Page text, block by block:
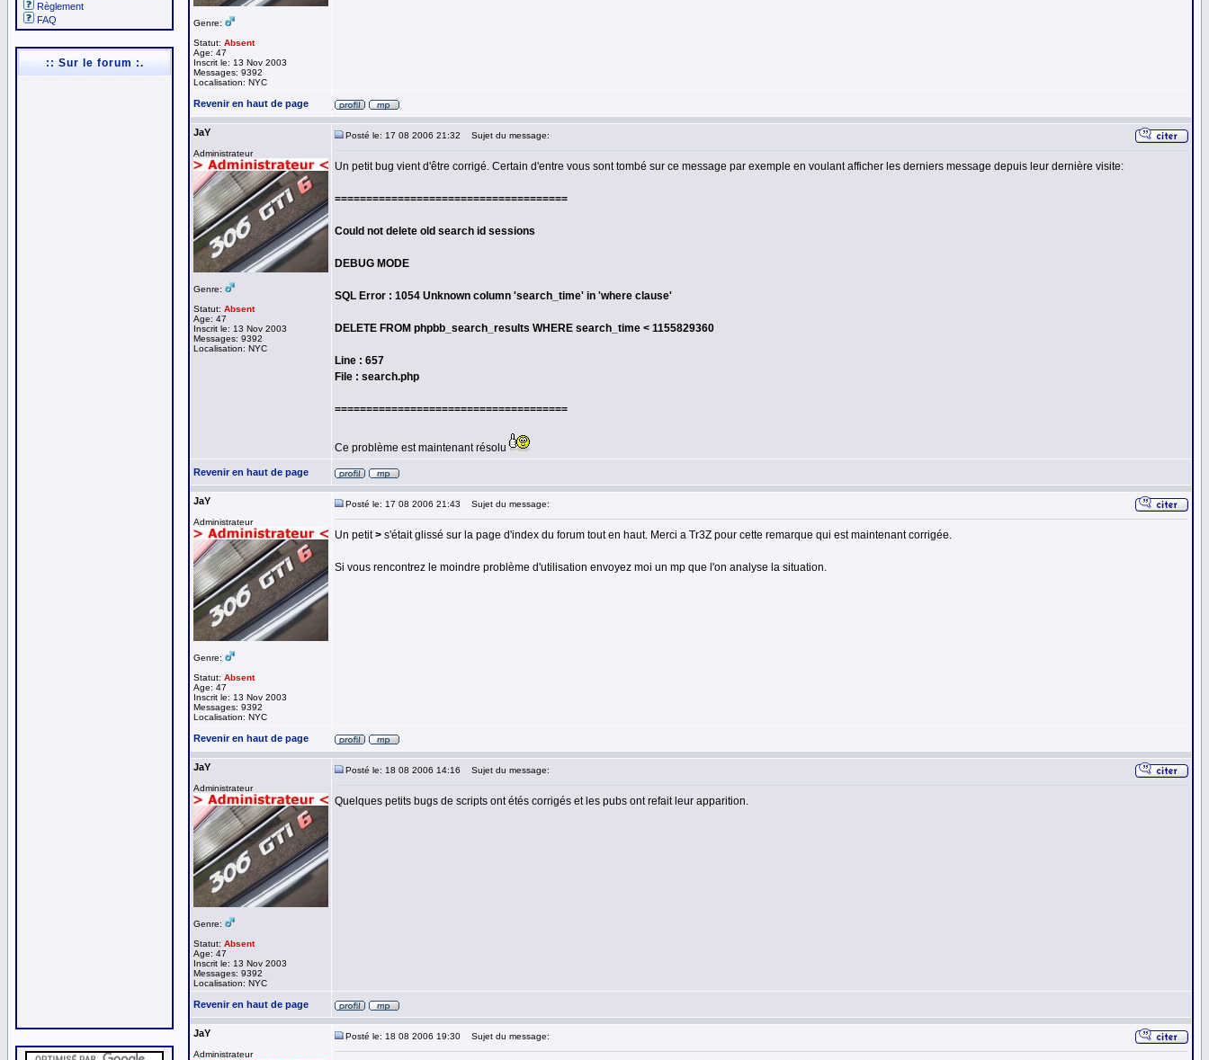
Règlement
FAQ
:: Sur le forum :.
Genre:
Statut: Absent
Age: 47
Inscrit le: 13 Nov 2003
Messages: 9392
Localisation: NYC
Revenir en haut de page
JaY
Administrateur
Genre:
Statut: Absent
Age: 47
Inscrit le: 13 Nov 2003
Messages: 9392
Localisation: NYC
Posté le: 17 08 2006 21:32 Sujet du message:
Un petit bug vient d'être corrigé. Certain d'entre vous sont tombé sur ce message par exemple en voulant afficher les derniers message depuis leur dernière visite:
=====================================
Could not delete old search id sessions
DEBUG MODE
SQL Error : 1054 Unknown column 'search_time' in 'where clause'
DELETE FROM phpbb_search_results WHERE search_time < 1155829360
Line : 657
File : search.php
=====================================
Ce problème est maintenant résolu
Revenir en haut de page
JaY
Administrateur
Genre:
Statut: Absent
Age: 47
Inscrit le: 13 Nov 2003
Messages: 9392
Localisation: NYC
Posté le: 17 08 2006 21:43 Sujet du message:
Un petit> s'était glissé sur la page d'index du forum tout en haut. Merci a Tr3Z pour cette remarque qui est maintenant corrigée.
Si vous rencontrez le moindre problème d'utilisation envoyez moi un mp que l'on analyse la situation.
Revenir en haut de page
JaY
Administrateur
Genre:
Statut: Absent
Age: 47
Inscrit le: 13 Nov 2003
Messages: 9392
Localisation: NYC
Posté le: 18 08 2006 14:16 Sujet du message:
Quelques petits bugs de scripts ont étés corrigés et les pubs ont refait leur apparition.
Revenir en haut de page
JaY
Administrateur
Posté le: 18 08 2006 19:30 Sujet du message: